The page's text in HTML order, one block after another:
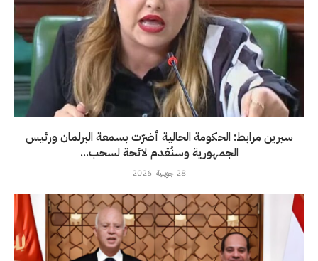
سيرين مرابط: الحكومة الحالية أضرّت بسمعة البرلمان ورئيس
الجمهورية وسنُقدم لائحة لسحب...
28 جويلية، 2026